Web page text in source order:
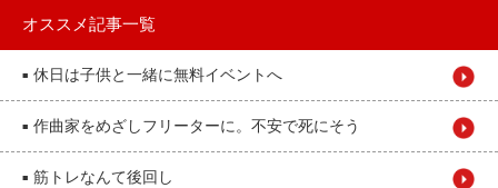
オススメ記事一覧
■ 休日は子供と一緒に無料イベントへ
■ 作曲家をめざしフリーターに。不安で死にそう
■ 筋トレなんて後回し